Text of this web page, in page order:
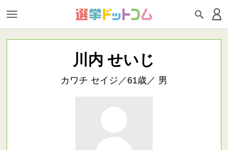
川内 せいじ
カワチ セイジ／61歳／ 男